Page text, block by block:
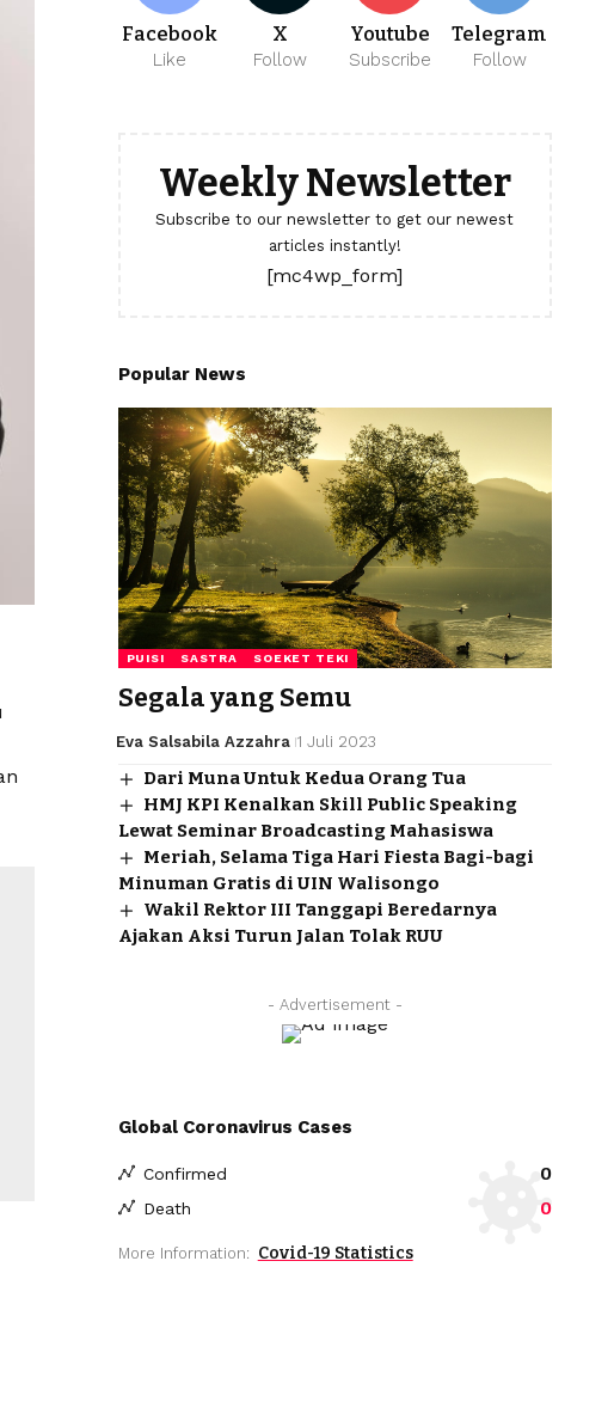
Facebook
Like
X
Follow
Youtube
Subscribe
Telegram
Follow
Weekly Newsletter
Subscribe to our newsletter to get our newest
articles instantly!
[mc4wp_form]
Popular News
PUISI SASTRA SOEKET TEKI
Segala yang Semu
Eva Salsabila Azzahra 1 Juli 2023
Dari Muna Untuk Kedua Orang Tua
HMJ KPI Kenalkan Skill Public Speaking
Lewat Seminar Broadcasting Mahasiswa
Meriah, Selama Tiga Hari Fiesta Bagi-bagi
Minuman Gratis di UIN Walisongo
Wakil Rektor III Tanggapi Beredarnya
Ajakan Aksi Turun Jalan Tolak RUU
- Advertisement -
Global Coronavirus Cases
Confirmed 0
Death 0
More Information: Covid-19 Statistics